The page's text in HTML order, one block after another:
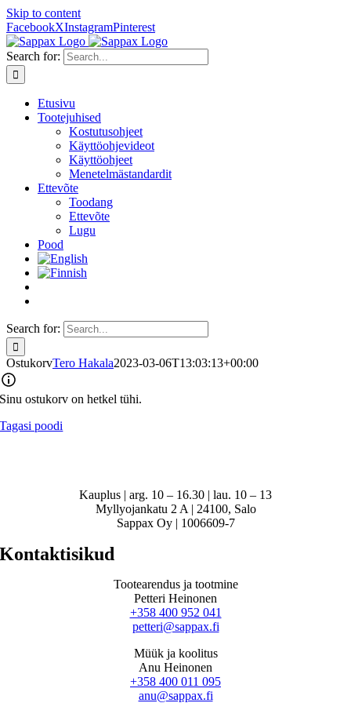
Skip to content
FacebookXInstagramPinterest
Search for:
Etusivu
Tootejuhised
Kostutusohjeet
Käyttöohjevideot
Käyttöohjeet
Menetelmästandardit
Ettevõte
Toodang
Ettevõte
Lugu
Pood
Search for:
OstukorvTero Hakala2023-03-06T13:03:13+00:00
Sinu ostukorv on hetkel tühi.
Tagasi poodi
Kauplus | arg. 10 – 16.30 | lau. 10 – 13
Myllyojankatu 2 A | 24100, Salo
Sappax Oy | 1006609-7
Kontaktisikud
Tootearendus ja tootmine
Petteri Heinonen
+358 400 952 041
petteri@sappax.fi
Müük ja koolitus
Anu Heinonen
+358 400 011 095
anu@sappax.fi